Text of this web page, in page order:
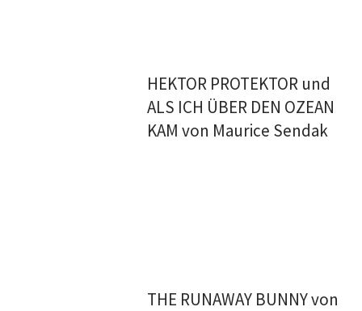
HEKTOR PROTEKTOR und
ALS ICH ÜBER DEN OZEAN
KAM von Maurice Sendak
THE RUNAWAY BUNNY von